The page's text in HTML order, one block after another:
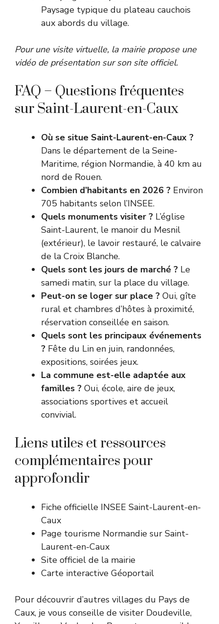
Paysage typique du plateau cauchois
aux abords du village.
Pour une visite virtuelle, la mairie propose une
vidéo de présentation sur son site officiel.
FAQ – Questions fréquentes
sur Saint-Laurent-en-Caux
Où se situe Saint-Laurent-en-Caux ?
Dans le département de la Seine-
Maritime, région Normandie, à 40 km au
nord de Rouen.
Combien d’habitants en 2026 ? Environ
705 habitants selon l’INSEE.
Quels monuments visiter ? L’église
Saint-Laurent, le manoir du Mesnil
(extérieur), le lavoir restauré, le calvaire
de la Croix Blanche.
Quels sont les jours de marché ? Le
samedi matin, sur la place du village.
Peut-on se loger sur place ? Oui, gîte
rural et chambres d’hôtes à proximité,
réservation conseillée en saison.
Quels sont les principaux événements
? Fête du Lin en juin, randonnées,
expositions, soirées jeux.
La commune est-elle adaptée aux
familles ? Oui, école, aire de jeux,
associations sportives et accueil
convivial.
Liens utiles et ressources
complémentaires pour
approfondir
Fiche officielle INSEE Saint-Laurent-en-
Caux
Page tourisme Normandie sur Saint-
Laurent-en-Caux
Site officiel de la mairie
Carte interactive Géoportail
Pour découvrir d’autres villages du Pays de
Caux, je vous conseille de visiter Doudeville,